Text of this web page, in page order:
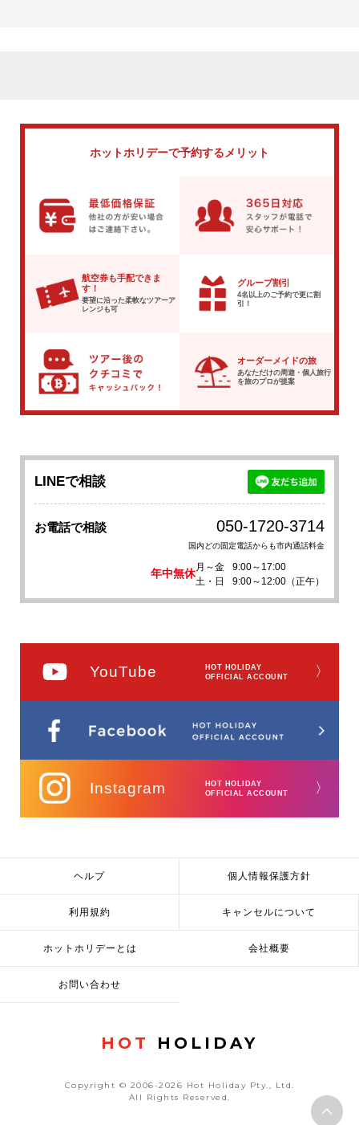
ホットホリデーで予約するメリット
航空券も手配できま
す！
要望に沿った柔軟なツアーア
レンジも可
グループ割引
4名以上のご予約で更に割
引！
オーダーメイドの旅
あなただけの周遊・個人旅行
を旅のプロが提案
LINEで相談
お電話で相談 050-1720-3714
国内どの固定電話からも市内通話料金
年中無休
月～金
9:00～17:00
土・日
9:00～12:00（正午）
YouTube
HOT HOLIDAY
OFFICIAL ACCOUNT
〉
Instagram
HOT HOLIDAY
OFFICIAL ACCOUNT
〉
ヘルプ 個人情報保護方針
利用規約 キャンセルについて
ホットホリデーとは 会社概要
お問い合わせ
HOT HOLIDAY
Copyright © 2006-2026 Hot Holiday Pty., Ltd.
All Rights Reserved.